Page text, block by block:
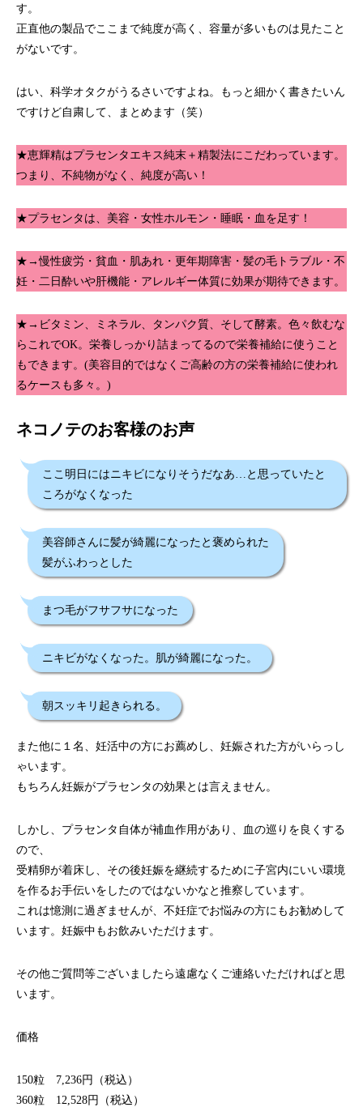
す。
正直他の製品でここまで純度が高く、容量が多いものは見たこと
がないです。
はい、科学オタクがうるさいですよね。もっと細かく書きたいん
ですけど自粛して、まとめます（笑）
★恵輝精はプラセンタエキス純末＋精製法にこだわっています。
つまり、不純物がなく、純度が高い！
★プラセンタは、美容・女性ホルモン・睡眠・血を足す！
★→慢性疲労・貧血・肌あれ・更年期障害・髪の毛トラブル・不
妊・二日酔いや肝機能・アレルギー体質に効果が期待できます。
★→ビタミン、ミネラル、タンパク質、そして酵素。色々飲むな
らこれでOK。栄養しっかり詰まってるので栄養補給に使うこと
もできます。(美容目的ではなくご高齢の方の栄養補給に使われ
るケースも多々。)
ネコノテのお客様のお声
ここ明日にはニキビになりそうだなあ…と思っていたと
ころがなくなった
美容師さんに髪が綺麗になったと褒められた
髪がふわっとした
まつ毛がフサフサになった
ニキビがなくなった。肌が綺麗になった。
朝スッキリ起きられる。
また他に１名、妊活中の方にお薦めし、妊娠された方がいらっし
ゃいます。
もちろん妊娠がプラセンタの効果とは言えません。
しかし、プラセンタ自体が補血作用があり、血の巡りを良くする
ので、
受精卵が着床し、その後妊娠を継続するために子宮内にいい環境
を作るお手伝いをしたのではないかなと推察しています。
これは憶測に過ぎませんが、不妊症でお悩みの方にもお勧めして
います。妊娠中もお飲みいただけます。
その他ご質問等ございましたら遠慮なくご連絡いただければと思
います。
価格
150粒 7,236円（税込）
360粒 12,528円（税込）